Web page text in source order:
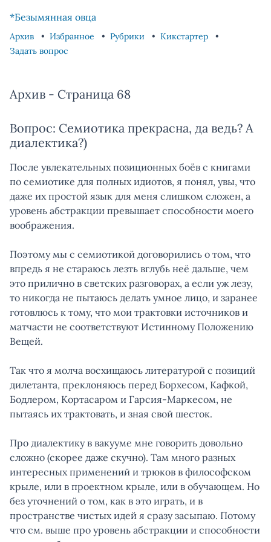
*Безымянная овца
Архив Избранное Рубрики
Кикстартер
Задать вопрос
Архив - Страница 68
Вопрос: Семиотика прекрасна, да ведь? А
диалектика?)
После увлекательных позиционных боёв с книгами
по семиотике для полных идиотов, я понял, увы, что
даже их простой язык для меня слишком сложен, а
уровень абстракции превышает способности моего
воображения.
Поэтому мы с семиотикой договорились о том, что
впредь я не стараюсь лезть вглубь неё дальше, чем
это прилично в светских разговорах, а если уж лезу,
то никогда не пытаюсь делать умное лицо, и заранее
готовлюсь к тому, что мои трактовки источников и
матчасти не соответствуют Истинному Положению
Вещей.
Так что я молча восхищаюсь литературой с позиций
дилетанта, преклоняюсь перед Борхесом, Кафкой,
Бодлером, Кортасаром и Гарсия-Маркесом, не
пытаясь их трактовать, и зная свой шесток.
Про диалектику в вакууме мне говорить довольно
сложно (скорее даже скучно). Там много разных
интересных применений и трюков в философском
крыле, или в проектном крыле, или в обучающем. Но
без уточнений о том, как в это играть, и в
пространстве чистых идей я сразу засыпаю. Потому
что см. выше про уровень абстракции и способности